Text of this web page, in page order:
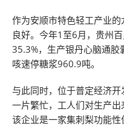
作为安顺市特色轻工产业
良好。今年1至6月，贵州
35.3%，生产银丹心脑通胶
咳速停糖浆960.9吨。
与此同时，位于普定经济
一片繁忙，工人们对生产出
该企业是一家集刺梨功能